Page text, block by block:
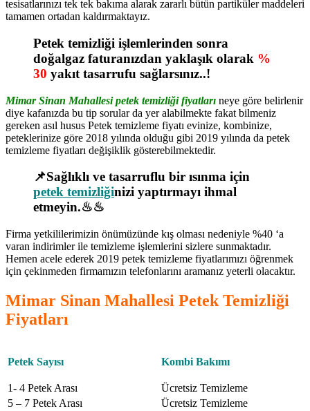
tesisatlarınızı tek tek bakıma alarak zararlı bütün partiküler maddeleri
tamamen ortadan kaldırmaktayız.
Petek temizliği işlemlerinden sonra
doğalgaz faturanızdan yaklaşık olarak %
30 yakıt tasarrufu sağlarsınız..!
Mimar Sinan Mahallesi petek temizliği fiyatları neye göre belirlenir
diye kafanızda bu tip sorular da yer alabilmekte fakat bilmeniz
gereken asıl husus Petek temizleme fiyatı evinize, kombinize,
peteklerinize göre 2018 yılında olduğu gibi 2019 yılında da petek
temizleme fiyatları değişiklik gösterebilmektedir.
📌Sağlıklı ve tasarruflu bir ısınma için
petek temizliğinizi yaptırmayı ihmal
etmeyin.♨♨
Firma yetkililerimizin önümüzünde kış olması nedeniyle %40 ‘a
varan indirimler ile temizleme işlemlerini sizlere sunmaktadır.
Hemen acele ederek 2019 petek temizleme fiyatlarımızı öğrenmek
için çekinmeden firmamızın telefonlarını aramanız yeterli olacaktır.
Mimar Sinan Mahallesi Petek Temizliği
Fiyatları
Petek Sayısı Kombi Bakımı
1- 4 Petek Arası
Ücretsiz Temizleme
5 – 7 Petek Arası
Ücretsiz Temizleme